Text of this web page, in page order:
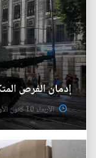
إدمان الفرص
الأربعاء 10 كانون الأول 2025